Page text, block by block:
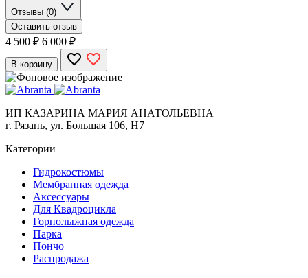
Отзывы (0)
Оставить отзыв
4 500 ₽ 6 000 ₽
В корзину
ИП КАЗАРИНА МАРИЯ АНАТОЛЬЕВНА
г. Рязань, ул. Большая 106, Н7
Категории
Гидрокостюмы
Мембранная одежда
Аксесcуары
Для Квадроцикла
Горнолыжная одежда
Парка
Пончо
Распродажа